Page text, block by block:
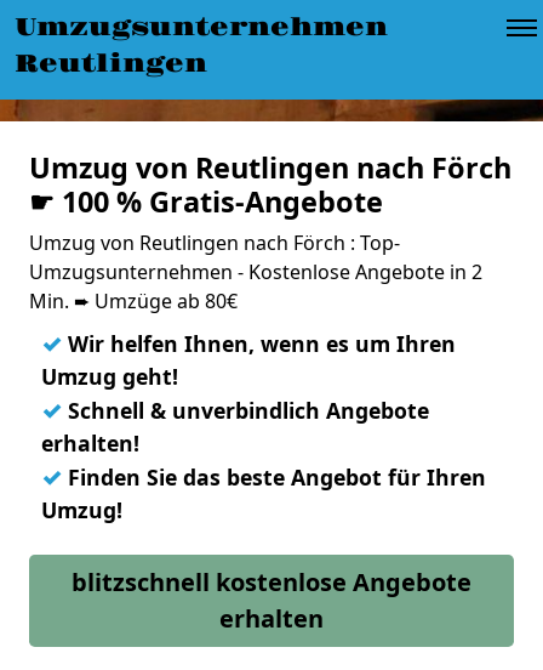
Umzugsunternehmen
Reutlingen
Umzug von Reutlingen nach Förch
☛ 100 % Gratis-Angebote
Umzug von Reutlingen nach Förch : Top-
Umzugsunternehmen - Kostenlose Angebote in 2
Min. ➨ Umzüge ab 80€
✓ Wir helfen Ihnen, wenn es um Ihren
Umzug geht!
✓ Schnell & unverbindlich Angebote
erhalten!
✓ Finden Sie das beste Angebot für Ihren
Umzug!
blitzschnell kostenlose Angebote
erhalten